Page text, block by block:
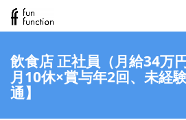
飲食店 正社員（月給34万
月10休×賞与年2回、未経
通】